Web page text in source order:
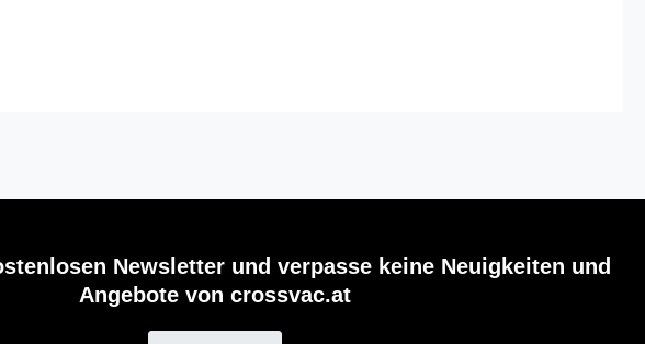
Newsletter und verpasse keine Neuigkeiten und
Angebote von crossvac.at